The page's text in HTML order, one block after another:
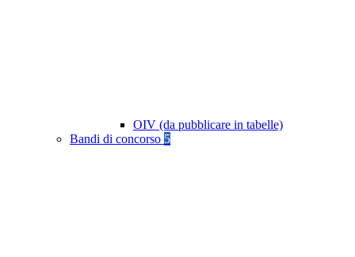
OIV (da pubblicare in tabelle)
Bandi di concorso 5